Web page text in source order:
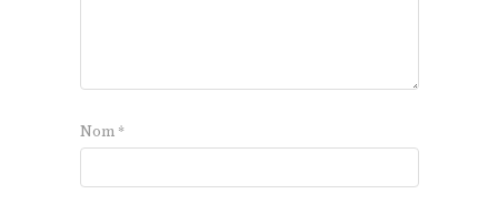
Nom *